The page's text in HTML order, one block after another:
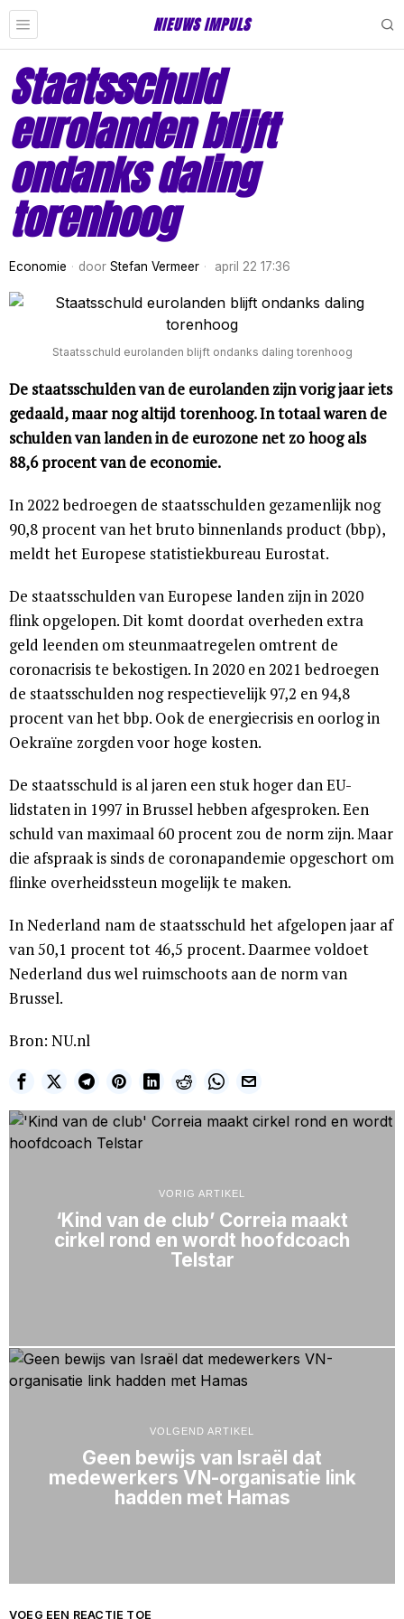
NIEUWS IMPULS
Staatsschuld
eurolanden blijft
ondanks daling
torenhoog
Economie door Stefan Vermeer april 22 17:36
Staatsschuld eurolanden blijft ondanks daling torenhoog
De staatsschulden van de eurolanden zijn vorig jaar iets
gedaald, maar nog altijd torenhoog. In totaal waren de
schulden van landen in de eurozone net zo hoog als
88,6 procent van de economie.
In 2022 bedroegen de staatsschulden gezamenlijk nog
90,8 procent van het bruto binnenlands product (bbp),
meldt het Europese statistiekbureau Eurostat.
De staatsschulden van Europese landen zijn in 2020
flink opgelopen. Dit komt doordat overheden extra
geld leenden om steunmaatregelen omtrent de
coronacrisis te bekostigen. In 2020 en 2021 bedroegen
de staatsschulden nog respectievelijk 97,2 en 94,8
procent van het bbp. Ook de energiecrisis en oorlog in
Oekraïne zorgden voor hoge kosten.
De staatsschuld is al jaren een stuk hoger dan EU-
lidstaten in 1997 in Brussel hebben afgesproken. Een
schuld van maximaal 60 procent zou de norm zijn. Maar
die afspraak is sinds de coronapandemie opgeschort om
flinke overheidssteun mogelijk te maken.
In Nederland nam de staatsschuld het afgelopen jaar af
van 50,1 procent tot 46,5 procent. Daarmee voldoet
Nederland dus wel ruimschoots aan de norm van
Brussel.
Bron: NU.nl
VORIG ARTIKEL
‘Kind van de club’ Correia maakt
cirkel rond en wordt hoofdcoach
Telstar
VOLGEND ARTIKEL
Geen bewijs van Israël dat
medewerkers VN-organisatie link
hadden met Hamas
VOEG EEN REACTIE TOE